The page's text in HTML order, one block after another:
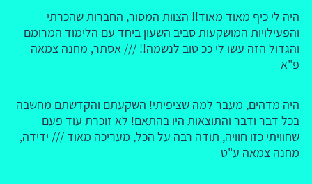
היה לי כיף מאוד מאוד!! הצוות המסור, החברות שהכרתי
והפעילויות המושקעות סביב השעון ביחד עם הלימוד המרומם
והגדול הזה עשו לי ככ טוב לנשמה!! /// אסתר, מחנה צמאה
פ"א
היה מדהים, מעבר למה שציפיתי! השקעתם והקדשתם מחשבה
בכל דבר ודבר והתוצאות היו בהתאם! לא זוכרת עוד פעם
שחוויתי כזו חוויה, תודה רבה על הכל, מעריכה מאוד /// ידידה,
מחנה צמאה ע"ט